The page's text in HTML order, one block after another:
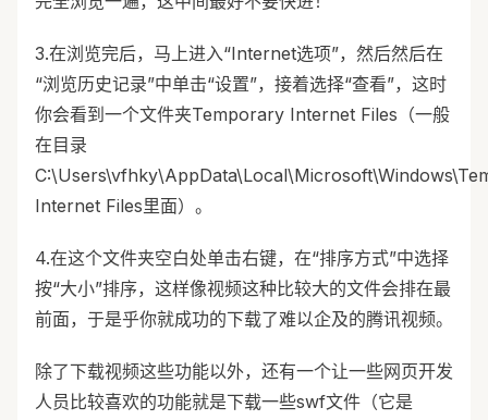
3.在浏览完后，马上进入“Internet选项”，然后然后在
“浏览历史记录”中单击“设置”，接着选择“查看”，这时
你会看到一个文件夹Temporary Internet Files（一般
在目录
Internet Files里面）。
4.在这个文件夹空白处单击右键，在“排序方式”中选择
按“大小”排序，这样像视频这种比较大的文件会排在最
前面，于是乎你就成功的下载了难以企及的腾讯视频。
除了下载视频这些功能以外，还有一个让一些网页开发
人员比较喜欢的功能就是下载一些swf文件（它是